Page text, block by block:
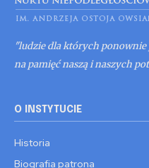
"ludzie dla których ponownie
na pamięć naszą i naszych
O INSTYTUCIE
Historia
Biografia patrona